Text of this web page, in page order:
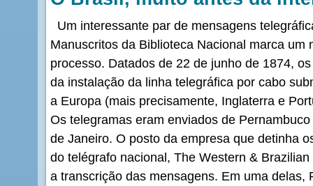
Um interessante par de mensagens
Manuscritos da Biblioteca Nacional marca um
processo. Datados de 22 de junho de 1874,
da instalação da linha telegráfica por cabo
a Europa (mais precisamente, Inglaterra e
Os telegramas eram enviados de
de Janeiro. O posto da empresa que detinha
do telégrafo nacional, The Western &
a transcrição das mensagens. Em uma delas,